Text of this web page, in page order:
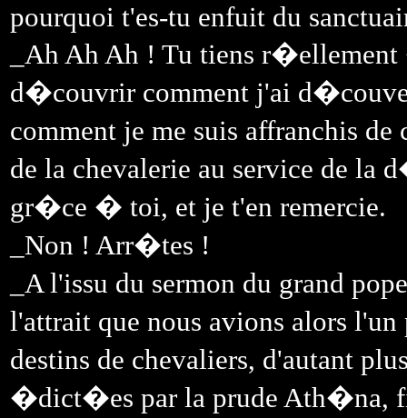
pourquoi t'es-tu enfuit du
_Ah Ah Ah ! Tu tiens
d�couvrir comment j'ai
comment je me suis affranchis
de la chevalerie au service de la
gr�ce � toi, et je t'en remercie.
_Non ! Arr�tes !
_A l'issu du sermon du grand
l'attrait que nous avions alors
destins de chevaliers, d'autant
�dict�es par la prude Ath�na,